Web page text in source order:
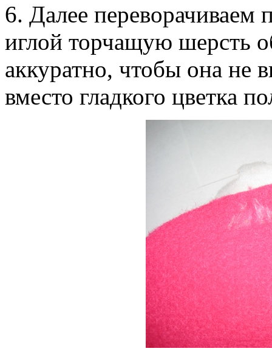
6. Далее переворачиваем
иглой торчащую шерсть
аккуратно, чтобы она не
вместо гладкого цветка